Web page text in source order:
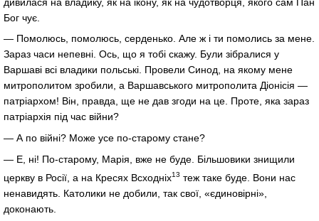
Бог чує.
— Помолюсь, помолюсь, серденько. Але ж і ти помолись за мене.
Зараз часи непевні. Ось, що я тобі скажу. Були зібралися у
Варшаві всі владики польські. Провели Синод, на якому мене
митрополитом зробили, а Варшавського митрополита Діонісія —
патріархом! Він, правда, ще не дав згоди на це. Проте, яка зараз
патріархія під час війни?
— А по війні? Може усе по-старому стане?
— Е, ні! По-старому, Марія, вже не буде. Більшовики знищили
церкву в Росії, а на Кресях Всходніх13 теж таке буде. Вони нас
ненавидять. Католики не добили, так свої, «єдиновірні»,
доконають.